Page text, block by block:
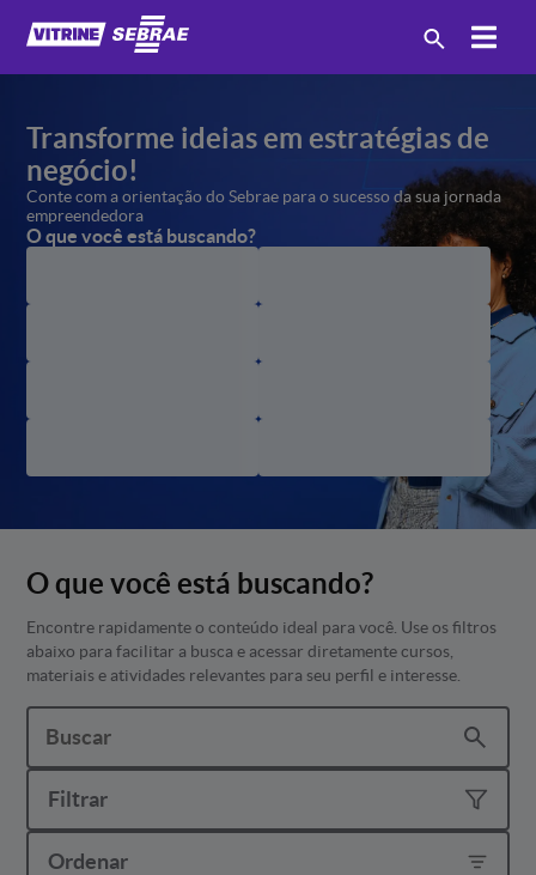
Transforme ideias em estratégiasde
negócio!
Conte com a orientaçãodo Sebrae para o sucessoda sua jornada
empreendedora
O que você está buscando?
O que você está buscando?
Encontre rapidamente o conteúdo ideal para você. Use os filtros
abaixo para facilitar a busca e acessar diretamente cursos,
materiais e atividades relevantes para seu perfil e interesse.
Filtrar
Ordenar